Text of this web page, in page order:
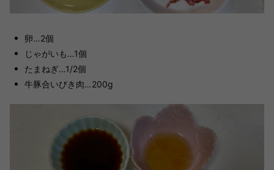
卵…2個
じゃがいも…1個
たまねぎ…1/2個
牛豚合いびき肉…200g